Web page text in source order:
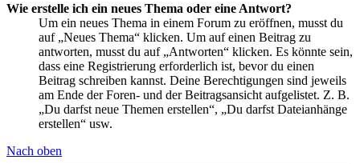
Wie erstelle ich ein neues Thema oder eine Antwort?
Um ein neues Thema in einem Forum zu eröffnen, musst du
auf „Neues Thema“ klicken. Um auf einen Beitrag zu
antworten, musst du auf „Antworten“ klicken. Es könnte sein,
dass eine Registrierung erforderlich ist, bevor du einen
Beitrag schreiben kannst. Deine Berechtigungen sind jeweils
am Ende der Foren- und der Beitragsansicht aufgelistet. Z. B.
„Du darfst neue Themen erstellen“, „Du darfst Dateianhänge
erstellen“ usw.
Nach oben